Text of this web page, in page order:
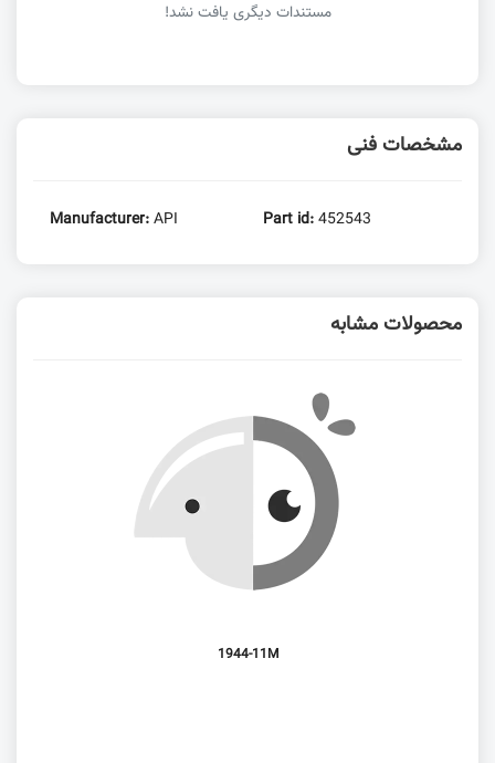
مستندات دیگری یافت نشد!
مشخصات فنی
Manufacturer:API Part id:452543
محصولات مشابه
1944-11M